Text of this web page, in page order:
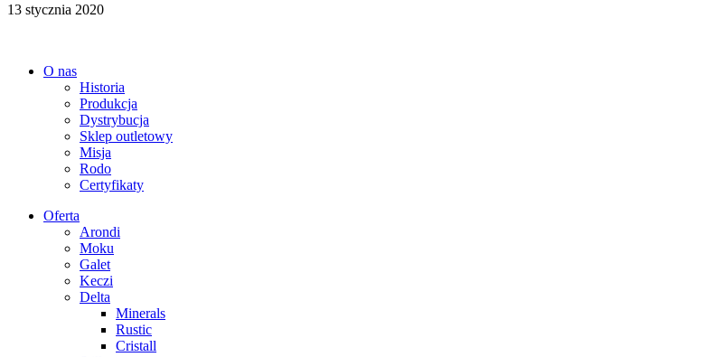
13 stycznia 2020
O nas
Historia
Produkcja
Dystrybucja
Sklep outletowy
Misja
Rodo
Certyfikaty
Oferta
Arondi
Moku
Galet
Keczi
Delta
Minerals
Rustic
Cristall